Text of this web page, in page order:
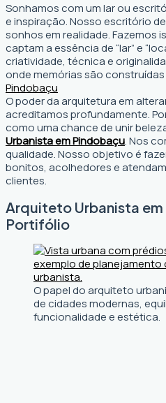
Sonhamos com um lar ou
e inspiração. Nosso escritório
sonhos em realidade. Fazemos
captam a essência de “lar” e
criatividade, técnica e
onde memórias são construídas
Pindobaçu
O poder da arquitetura em
acreditamos profundamente.
como uma chance de unir
Urbanista em Pindobaçu. Nos
qualidade. Nosso objetivo é
bonitos, acolhedores e
clientes.
Arquiteto Urbanista
Portifólio
O papel do arquiteto
de cidades modernas,
funcionalidade e estética.